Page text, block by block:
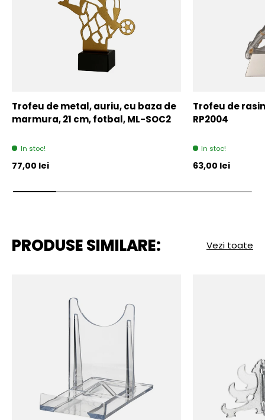
Trofeu de metal, auriu, cu baza de
marmura, 21 cm, fotbal, ML-SOC2
In stoc!
Pret initial
77,00 lei
Trofeu de
RP2004
In stoc!
Pret initial
63,00 lei
PRODUSE SIMILARE: Vezi toate